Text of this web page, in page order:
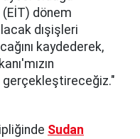
(EİT) dönem
dışişleri
kaydederek,
gerçekleştireceğiz."
Sudan